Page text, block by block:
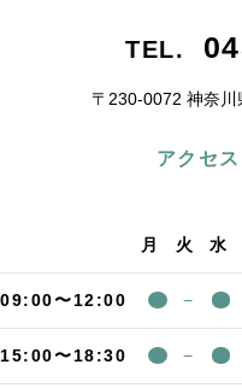
TEL.
〒230-0072 神奈
アクセ
月 火 水
09:00〜12:00 −
15:00〜18:30 −